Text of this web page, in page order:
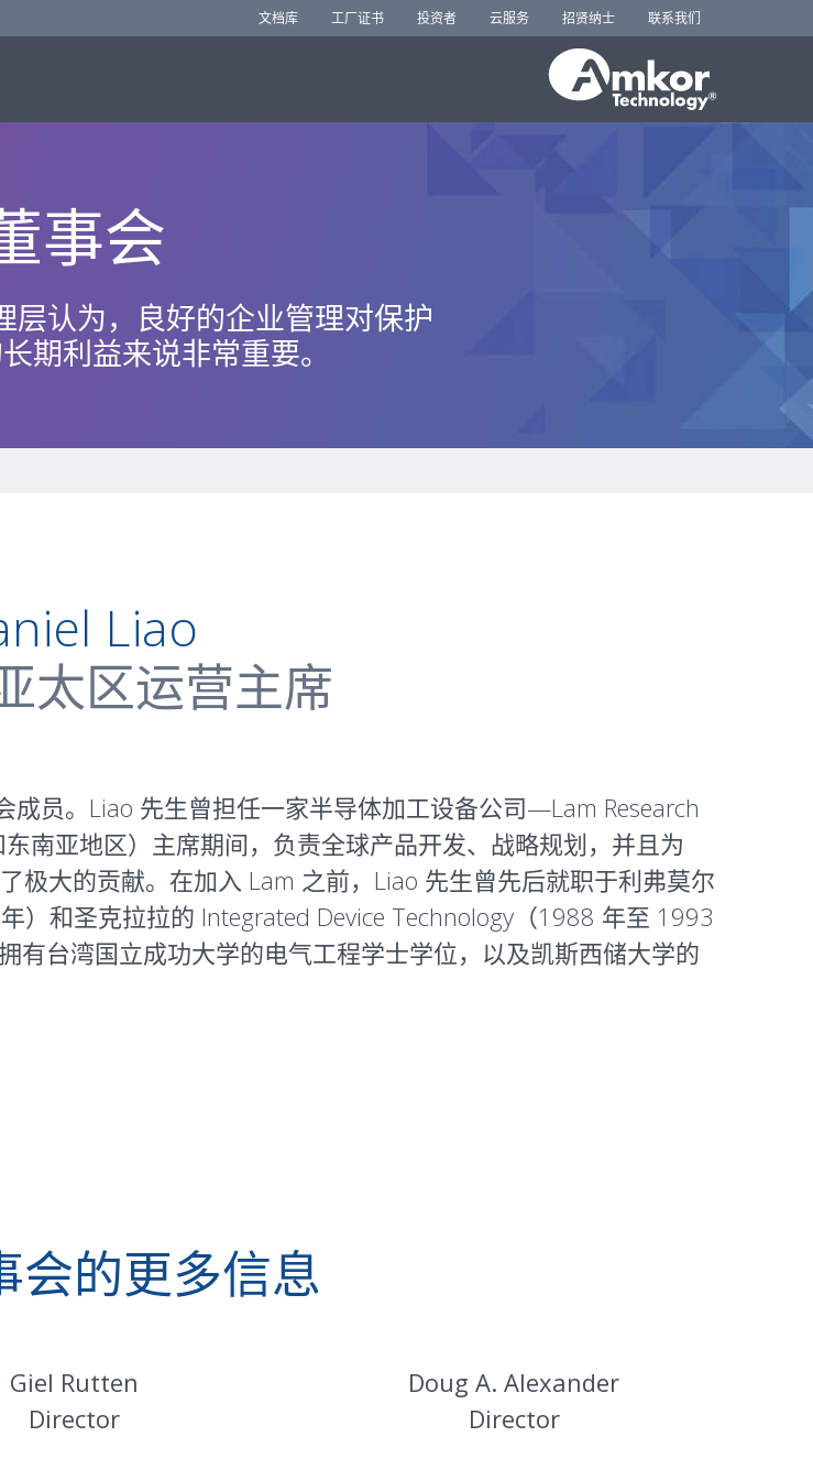
文档库 工厂证书 投资者 云服务 招贤纳士 联系我们
事会
层认为，良好的企业管理对保护
期利益来说非常重要。
Liao
太区运营主席
员。Liao 先生曾担任一家半导体加工设备公司—Lam Research
南亚地区）主席期间，负责全球产品开发、战略规划，并且为
极大的贡献。在加入 Lam 之前，Liao 先生曾先后就职于利弗莫尔
）和圣克拉拉的 Integrated Device Technology（1988 年至 1993
有台湾国立成功大学的电气工程学士学位，以及凯斯西储大学的
会的更多信息
Giel Rutten
Director
Doug A. Alexander
Director